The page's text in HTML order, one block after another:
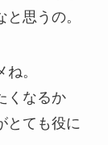
思うの。
。
くなるか
とても役に